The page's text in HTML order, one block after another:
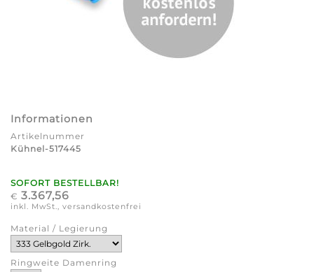
Informationen
Artikelnummer
Kühnel-517445
SOFORT BESTELLBAR!
€ 3.367,56
inkl. MwSt., versandkostenfrei
Material / Legierung
Ringweite Damenring